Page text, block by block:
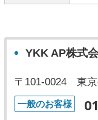
YKK AP株式
〒101-0024 東京
一般のお客様